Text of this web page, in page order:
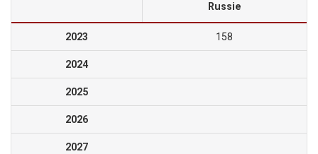
Russie
2023 158
2024
2025
2026
2027